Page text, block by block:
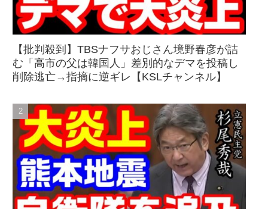
【批判殺到】TBSナフサおじさん境野春彦が詰
む「高市の父は韓国人」差別的なデマを投稿し
削除逃亡→指摘に逆ギレ【KSLチャンネル】